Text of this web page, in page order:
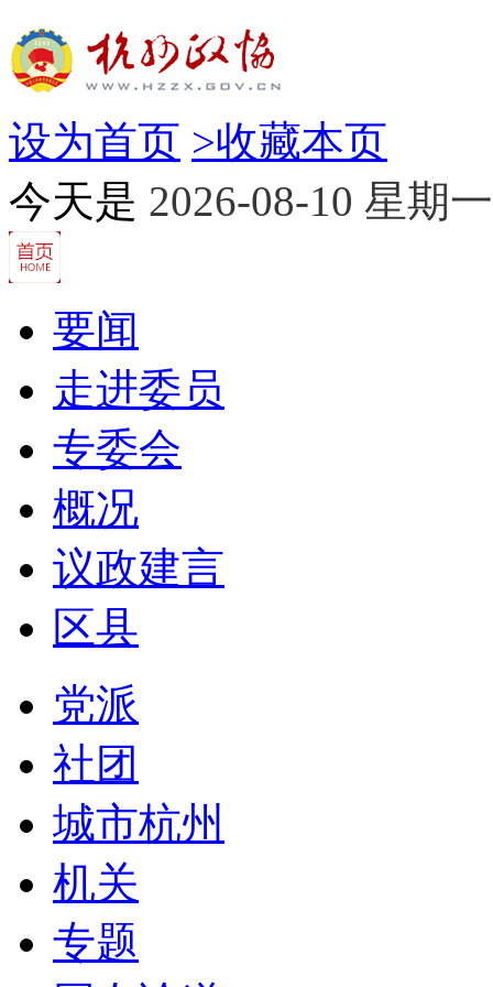
设为首页 >收藏本页
今天是 2026-08-10 星期一
要闻
走进委员
专委会
概况
议政建言
区县
党派
社团
城市杭州
机关
专题